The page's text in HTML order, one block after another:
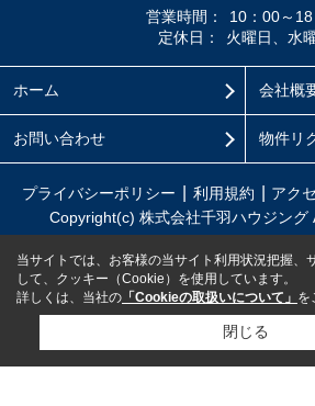
営業時間：
10：00～
定休日：
火曜日、水
ホーム 会社概
お問い合わせ 物件リ
プライバシーポリシー 利用規約 アク
Copyright(c) 株式会社千羽ハウジング
当サイトでは、お客様の当サイト利用状況把握、
して、クッキー（Cookie）を使用しています。
詳しくは、当社の 「Cookieの取扱いについて」 を
閉じる